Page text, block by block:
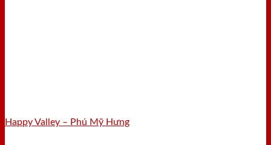
Happy Valley – Phú Mỹ Hưng